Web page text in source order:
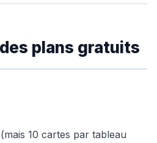
plans gratuits
(mais 10 cartes par tableau